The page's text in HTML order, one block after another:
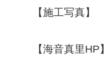
【施工写真】
【海音真里HP